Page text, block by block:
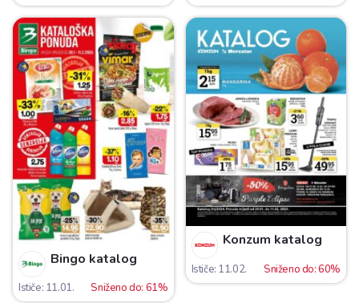
Bingo katalog
Ističe: 11.01. Sniženo do: 61%
Konzum katalog
Ističe: 11.02. Sniženo do: 60%